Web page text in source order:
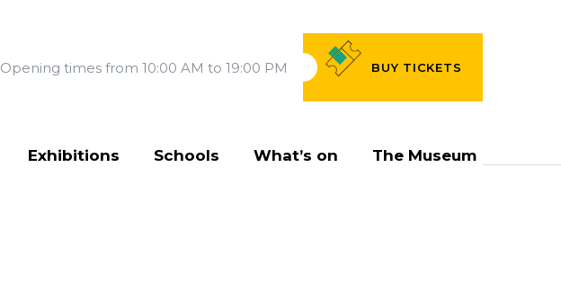
Opening times from 10:00 AM to 19:00 PM BUY TICKETS
Exhibitions Schools What’s on The Museum